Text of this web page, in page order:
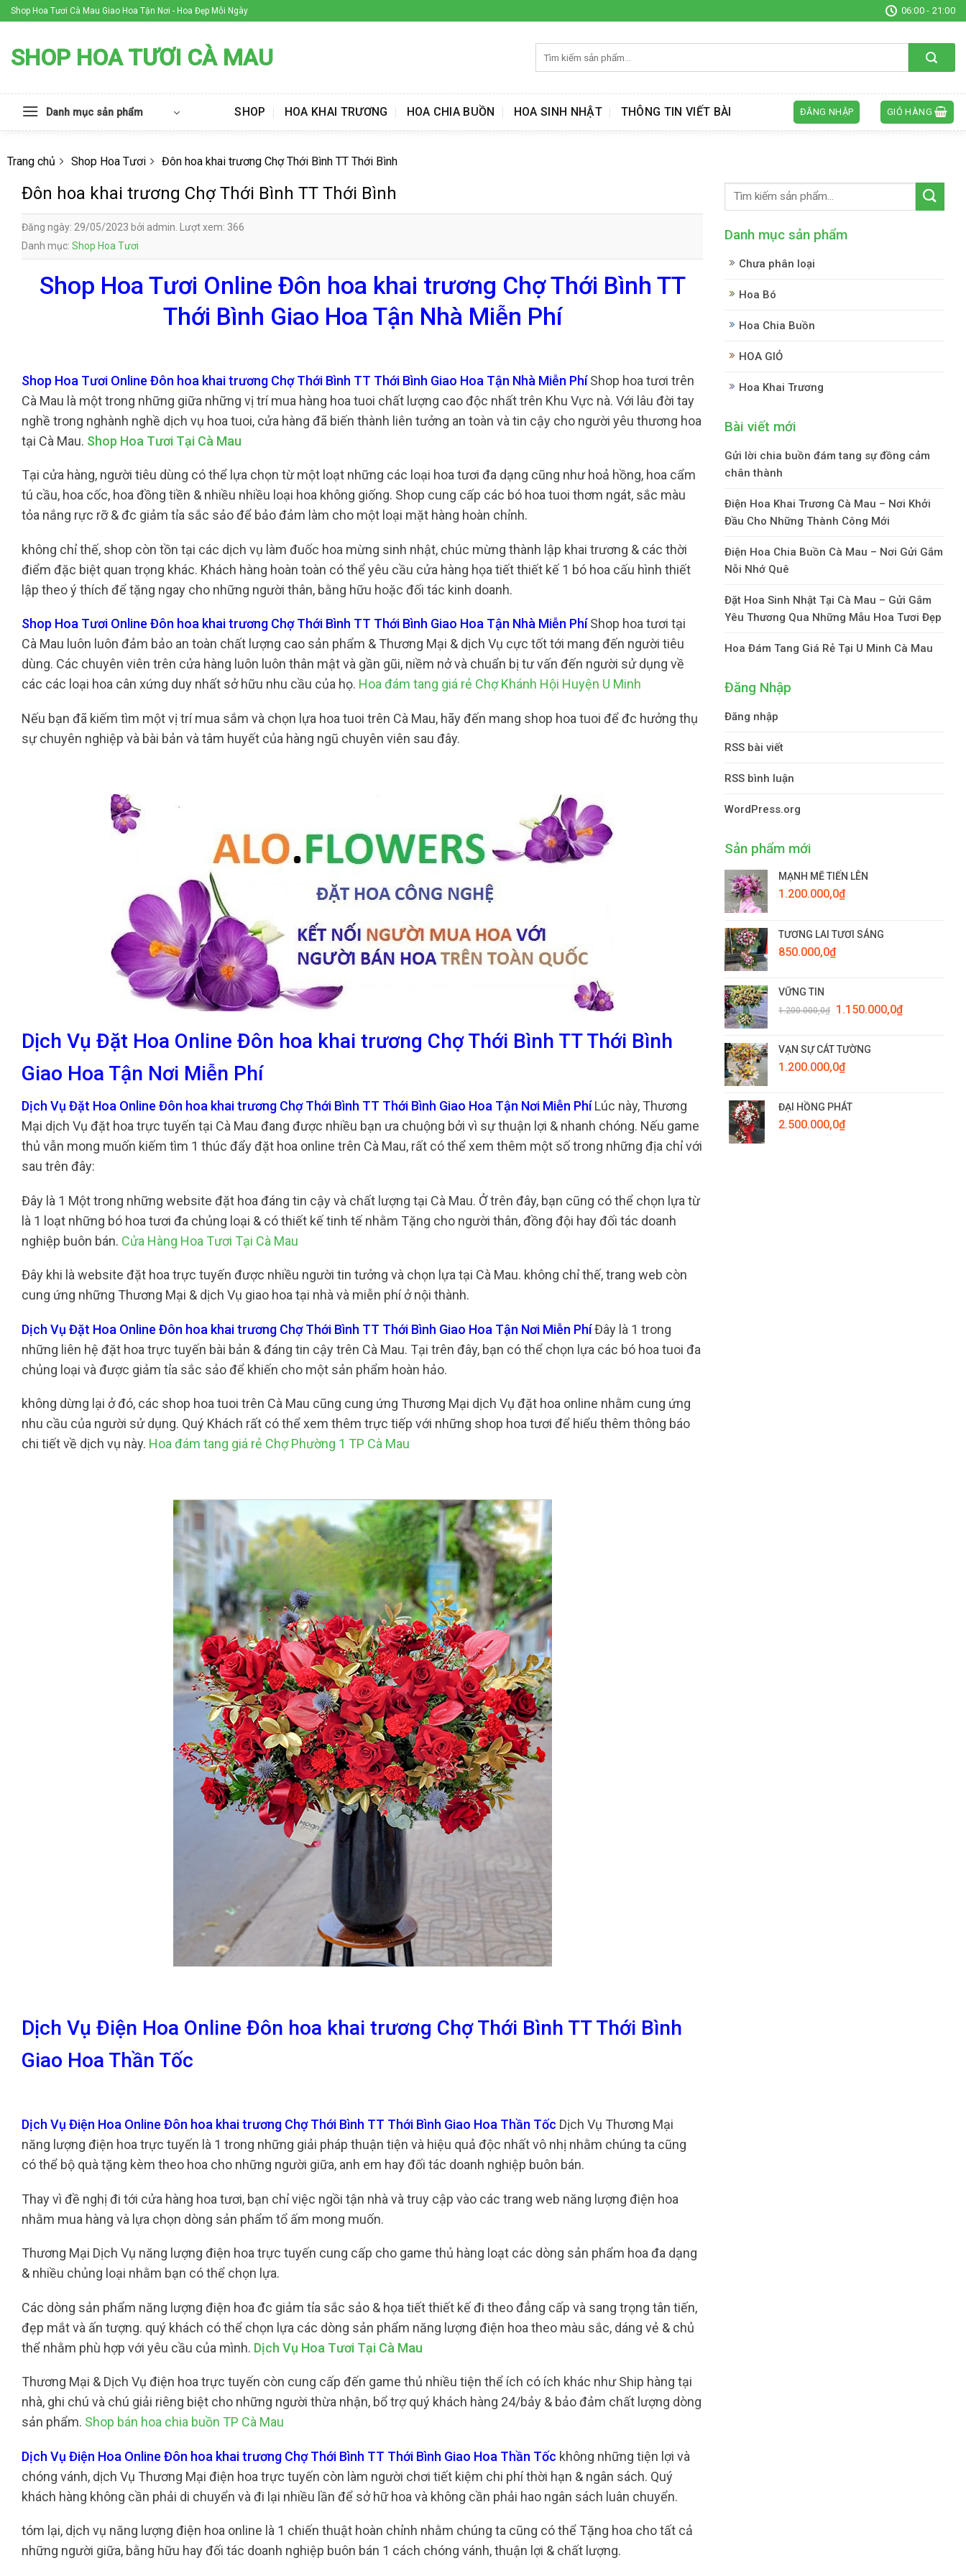
Skip
to
Shop Hoa Tươi Cà Mau Giao Hoa Tận Nơi - Hoa Đẹp Mỗi Ngày 06:00 - 21:00
SHOP HOA TƯƠI CÀ MAU
kiếm:
Danh mục sản phẩm SHOP HOA KHAI TRƯƠNG HOA CHIA BUỒN HOA SINH NHẬT THÔNG TIN VIẾT BÀI ĐĂNG NHẬP GIỎ HÀNG
Trang chủ Shop Hoa Tươi Đôn hoa khai trương Chợ Thới Bình TT Thới Bình
Đôn hoa khai trương Chợ Thới Bình TT Thới Bình
Đăng ngày: 29/05/2023 bởi admin. Lượt xem: 366
Danh mục: Shop Hoa Tươi
Shop Hoa Tươi Online Đôn hoa khai trương Chợ Thới Bình TT
Thới Bình Giao Hoa Tận Nhà Miễn Phí
Shop Hoa Tươi Online Đôn hoa khai trương Chợ Thới Bình TT Thới Bình Giao Hoa Tận Nhà Miễn PhíShop hoa tươi trên
Cà Mau là một trong những giữa những vị trí mua hàng hoa tuoi chất lượng cao độc nhất trên Khu Vực nà. Với lâu đời tay
nghề trong nghành nghề dịch vụ hoa tuoi, cửa hàng đã biến thành liên tưởng an toàn và tin cậy cho người yêu thương hoa
tại Cà Mau. Shop Hoa Tươi Tại Cà Mau
Tại cửa hàng, người tiêu dùng có thể lựa chọn từ một loạt những các loại hoa tươi đa dạng cũng như hoả hồng, hoa cẩm
tú cầu, hoa cốc, hoa đồng tiền & nhiều nhiều loại hoa không giống. Shop cung cấp các bó hoa tuoi thơm ngát, sắc màu
tỏa nắng rực rỡ & đc giảm tỉa sắc sảo để bảo đảm làm cho một loại mặt hàng hoàn chỉnh.
không chỉ thế, shop còn tồn tại các dịch vụ làm đuốc hoa mừng sinh nhật, chúc mừng thành lập khai trương & các thời
điểm đặc biệt quan trọng khác. Khách hàng hoàn toàn có thể yêu cầu cửa hàng họa tiết thiết kế 1 bó hoa cấu hình thiết
lập theo ý thích để tặng ngay cho những người thân, bằng hữu hoặc đối tác kinh doanh.
Shop Hoa Tươi Online Đôn hoa khai trương Chợ Thới Bình TT Thới Bình Giao Hoa Tận Nhà Miễn PhíShop hoa tươi tại
Cà Mau luôn luôn đảm bảo an toàn chất lượng cao sản phẩm & Thương Mại & dịch Vụ cực tốt tới mang đến người tiêu
dùng. Các chuyên viên trên cửa hàng luôn luôn thân mật và gần gũi, niềm nở và chuẩn bị tư vấn đến người sử dụng về
các các loại hoa cân xứng duy nhất sở hữu nhu cầu của họ. Hoa đám tang giá rẻ Chợ Khánh Hội Huyện U Minh
Nếu bạn đã kiếm tìm một vị trí mua sắm và chọn lựa hoa tuoi trên Cà Mau, hãy đến mang shop hoa tuoi để đc hưởng thụ
sự chuyên nghiệp và bài bản và tâm huyết của hàng ngũ chuyên viên sau đây.
Dịch Vụ Đặt Hoa Online Đôn hoa khai trương Chợ Thới Bình TT Thới Bình
Giao Hoa Tận Nơi Miễn Phí
Dịch Vụ Đặt Hoa Online Đôn hoa khai trương Chợ Thới Bình TT Thới Bình Giao Hoa Tận Nơi Miễn PhíLúc này, Thương
Mại dịch Vụ đặt hoa trực tuyến tại Cà Mau đang được nhiều bạn ưa chuộng bởi vì sự thuận lợi & nhanh chóng. Nếu game
thủ vẫn mong muốn kiếm tìm 1 thúc đẩy đặt hoa online trên Cà Mau, rất có thể xem thêm một số trong những địa chỉ với
sau trên đây:
Đây là 1 Một trong những website đặt hoa đáng tin cậy và chất lượng tại Cà Mau. Ở trên đây, bạn cũng có thể chọn lựa từ
là 1 loạt những bó hoa tươi đa chủng loại & có thiết kế tinh tế nhằm Tặng cho người thân, đồng đội hay đối tác doanh
nghiệp buôn bán. Cửa Hàng Hoa Tươi Tại Cà Mau
Đây khi là website đặt hoa trực tuyến được nhiều người tin tưởng và chọn lựa tại Cà Mau. không chỉ thế, trang web còn
cung ứng những Thương Mại & dịch Vụ giao hoa tại nhà và miễn phí ở nội thành.
Dịch Vụ Đặt Hoa Online Đôn hoa khai trương Chợ Thới Bình TT Thới Bình Giao Hoa Tận Nơi Miễn PhíĐây là 1 trong
những liên hệ đặt hoa trực tuyến bài bản & đáng tin cậy trên Cà Mau. Tại trên đây, bạn có thể chọn lựa các bó hoa tuoi đa
chủng loại và được giảm tỉa sắc sảo để khiến cho một sản phẩm hoàn hảo.
không dừng lại ở đó, các shop hoa tuoi trên Cà Mau cũng cung ứng Thương Mại dịch Vụ đặt hoa online nhằm cung ứng
nhu cầu của người sử dụng. Quý Khách rất có thể xem thêm trực tiếp với những shop hoa tươi để hiểu thêm thông báo
chi tiết về dịch vụ này. Hoa đám tang giá rẻ Chợ Phường 1 TP Cà Mau
Dịch Vụ Điện Hoa Online Đôn hoa khai trương Chợ Thới Bình TT Thới Bình
Giao Hoa Thần Tốc
Dịch Vụ Điện Hoa Online Đôn hoa khai trương Chợ Thới Bình TT Thới Bình Giao Hoa Thần Tốc Dịch Vụ Thương Mại
năng lượng điện hoa trực tuyến là 1 trong những giải pháp thuận tiện và hiệu quả độc nhất vô nhị nhằm chúng ta cũng
có thể bộ quà tặng kèm theo hoa cho những người giữa, anh em hay đối tác doanh nghiệp buôn bán.
Thay vì đề nghị đi tới cửa hàng hoa tươi, bạn chỉ việc ngồi tận nhà và truy cập vào các trang web năng lượng điện hoa
nhằm mua hàng và lựa chọn dòng sản phẩm tổ ấm mong muốn.
Thương Mại Dịch Vụ năng lượng điện hoa trực tuyến cung cấp cho game thủ hàng loạt các dòng sản phẩm hoa đa dạng
& nhiều chủng loại nhằm bạn có thể chọn lựa.
Các dòng sản phẩm năng lượng điện hoa đc giảm tỉa sắc sảo & họa tiết thiết kế đi theo đẳng cấp và sang trọng tân tiến,
đẹp mắt và ấn tượng. quý khách có thể chọn lựa các dòng sản phẩm năng lượng điện hoa theo màu sắc, dáng vẻ & chủ
thể nhằm phù hợp với yêu cầu của mình. Dịch Vụ Hoa Tươi Tại Cà Mau
Thương Mại & Dịch Vụ điện hoa trực tuyến còn cung cấp đến game thủ nhiều tiện thể ích có ích khác như Ship hàng tại
nhà, ghi chú và chú giải riêng biệt cho những người thừa nhận, bổ trợ quý khách hàng 24/bảy & bảo đảm chất lượng dòng
sản phẩm. Shop bán hoa chia buồn TP Cà Mau
Dịch Vụ Điện Hoa Online Đôn hoa khai trương Chợ Thới Bình TT Thới Bình Giao Hoa Thần Tốc không những tiện lợi và
chóng vánh, dịch Vụ Thương Mại điện hoa trực tuyến còn làm người chơi tiết kiệm chi phí thời hạn & ngân sách. Quý
khách hàng không cần phải di chuyển và đi lại nhiều lần để sở hữ hoa và không cần phải hao ngân sách luân chuyển.
tóm lại, dịch vụ năng lượng điện hoa online là 1 chiến thuật hoàn chỉnh nhằm chúng ta cũng có thể Tặng hoa cho tất cả
những người giữa, bằng hữu hay đối tác doanh nghiệp buôn bán 1 cách chóng vánh, thuận lợi & chất lượng.
Danh mục sản phẩm
Chưa phân loại
Hoa Bó
Hoa Chia Buồn
HOA GIỎ
Hoa Khai Trương
Bài viết mới
Gửi lời chia buồn đám tang sự đồng cảm
chân thành
Điện Hoa Khai Trương Cà Mau – Nơi Khởi
Đầu Cho Những Thành Công Mới
Điện Hoa Chia Buồn Cà Mau – Nơi Gửi Gắm
Nỗi Nhớ Quê
Đặt Hoa Sinh Nhật Tại Cà Mau – Gửi Gắm
Yêu Thương Qua Những Mẫu Hoa Tươi Đẹp
Hoa Đám Tang Giá Rẻ Tại U Minh Cà Mau
Đăng Nhập
Đăng nhập
RSS bài viết
RSS bình luận
WordPress.org
Sản phẩm mới
MẠNH MẼ TIẾN LÊN
1.200.000,0₫
TƯƠNG LAI TƯƠI SÁNG
850.000,0₫
VỮNG TIN
1.200.000,0₫
Giá
1.200.000,0₫.
1.150.000,0₫Giá
VẠN SỰ CÁT TƯỜNG
1.200.000,0₫
ĐẠI HỒNG PHÁT
2.500.000,0₫